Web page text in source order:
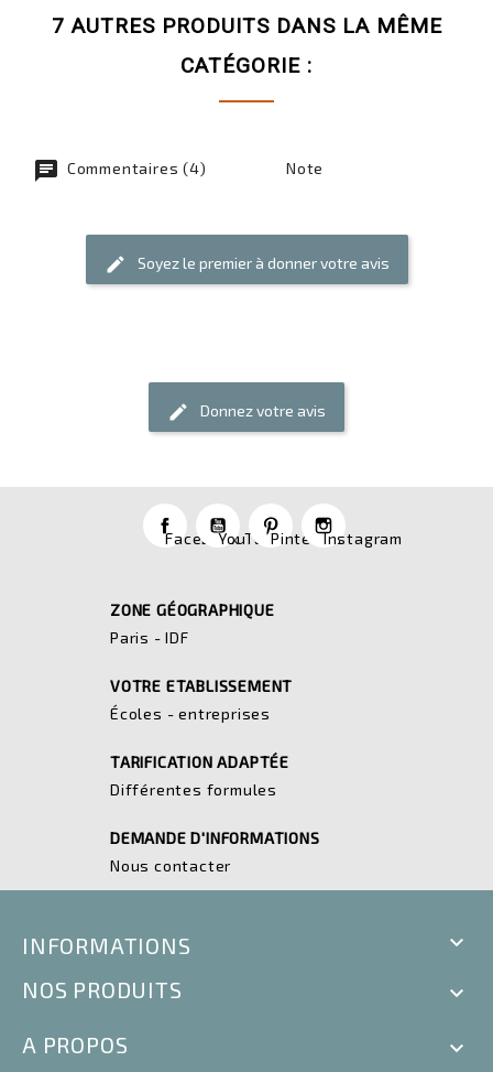
7 AUTRES PRODUITS DANS LA MÊME
CATÉGORIE :
chat Commentaires (4) Note
edit Soyez le premier à donner votre avis
edit Donnez votre avis
FacebookYouTubePinterestInstagram
ZONE GÉOGRAPHIQUE
Paris - IDF
VOTRE ETABLISSEMENT
Écoles - entreprises
TARIFICATION ADAPTÉE
Différentes formules
DEMANDE D'INFORMATIONS
Nous contacter
INFORMATIONS

NOS PRODUITS

A PROPOS
